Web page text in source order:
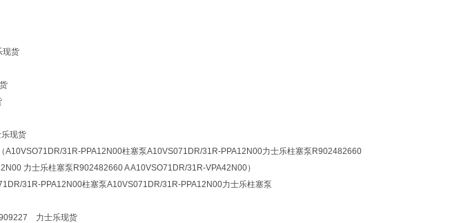
现货
现货
31R-PPA12N00柱塞泵A10VS071DR/31R-PPA12N00力士乐柱塞泵R902482660
力士乐柱塞泵R902482660 A A10VSO71DR/31R-VPA42N00）
31R-PPA12N00柱塞泵A10VS071DR/31R-PPA12N00力士乐柱塞泵
力士乐现货